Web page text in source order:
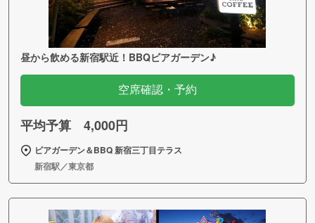
昼から飲める新宿駅近！BBQビアガーデン♪
空席確認・予約
平均予算 4,000円
ビアガーデン＆BBQ 新宿三丁目テラス
新宿駅／東京都